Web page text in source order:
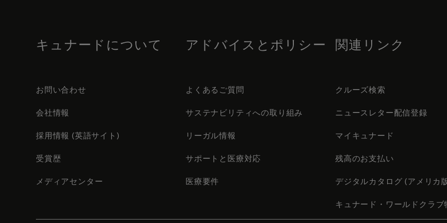
キュナードについて
お問い合わせ
会社情報
採用情報 (英語サイト)
受賞歴
メディアセンター
アドバイスとポリシー
よくあるご質問
サステナビリティへの取り組み
リーガル情報
サポートと医療対応
医療要件
関連リンク
クルーズ検索
ニュースレター配信登録
マイキュナード
残高のお支払い
デジタルカタログ (アメリカ
キュナード・ワールドクラブ